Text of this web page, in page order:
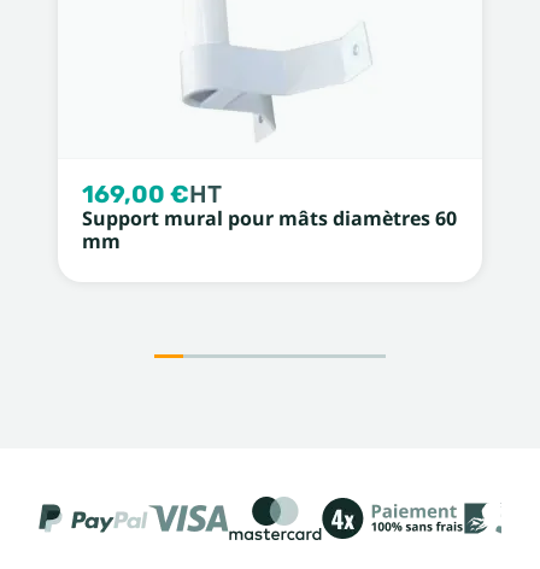
169,00 €HT
Support mural pour mâts diamètres 60
mm